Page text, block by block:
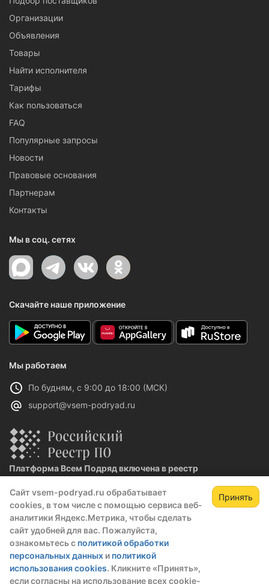
Сайт vsem-podryad.ru обрабатывает
cookies, в том числе с помощью сервиса веб-
аналитики Яндекс.Метрика, чтобы сделать
сайт удобней для вас. Пожалуйста,
ознакомьтесь с политикой обработки
персональных данных и политикой
использования cookies. Кликните «Принять»,
если согласны на использование всех cookie-
Принять
Организации
Объявления
Товары
Найти исполнителя
Тарифы
Как пользоваться
FAQ
Популярные запросы
Новости
Правовые основания
Партнерам
Контакты
Мы в соц. сетях
Скачайте наше приложение
Мы работаем
По будням, с 9:00 до 18:00 (МСК)
support@vsem-podryad.ru
Платформа Всем Подряд включена в реестр
Реестровая запись №32021 от 06.02.2026
Политика конфиденциальности
О компании